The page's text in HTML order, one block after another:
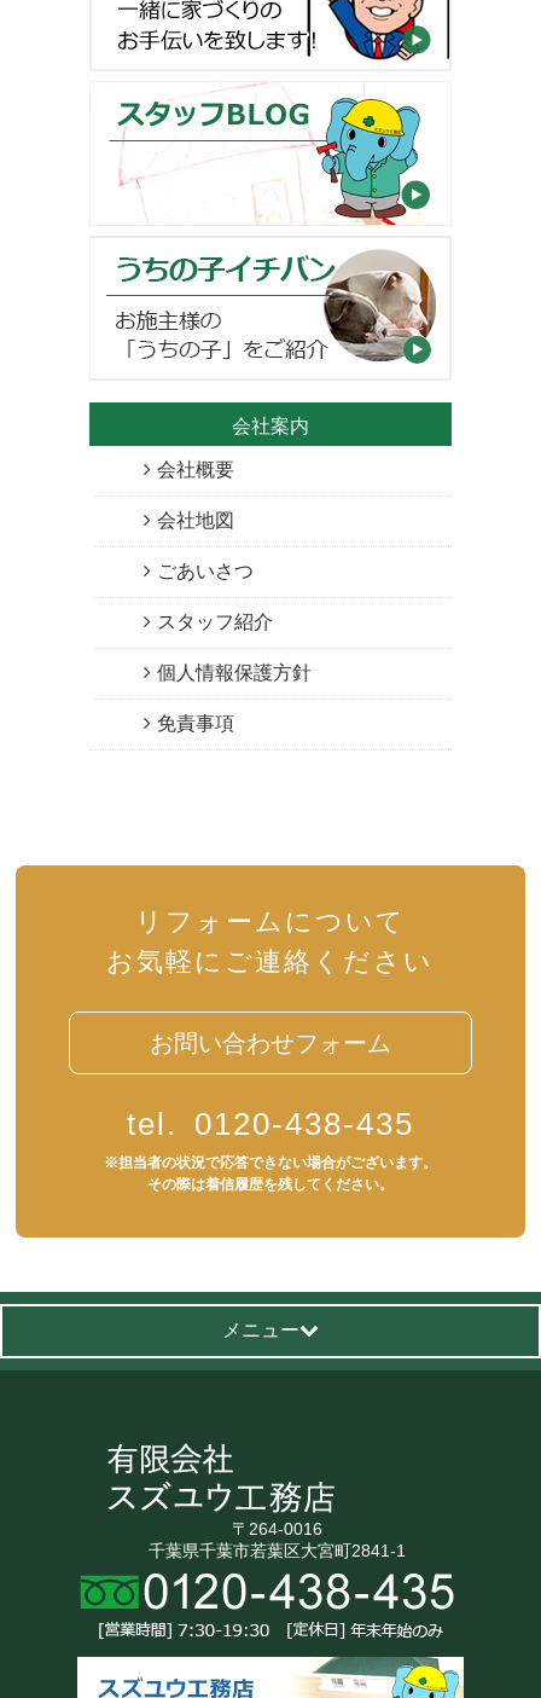
会社案内
会社概要
会社地図
ごあいさつ
スタッフ紹介
個人情報保護方針
免責事項
リフォームについて
お気軽にご連絡ください
お問い合わせフォーム
tel. 0120-438-435
※担当者の状況で応答できない場合がございます。
その際は着信履歴を残してください。
メニュー
〒264-0016
千葉県千葉市若葉区大宮町2841-1